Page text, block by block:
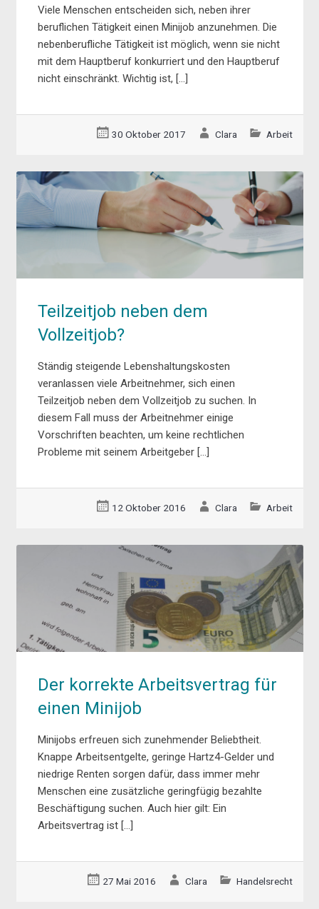
Viele Menschen entscheiden sich, neben ihrer
beruflichen Tätigkeit einen Minijob anzunehmen. Die
nebenberufliche Tätigkeit ist möglich, wenn sie nicht
mit dem Hauptberuf konkurriert und den Hauptberuf
nicht einschränkt. Wichtig ist, […]
30 Oktober 2017 Clara Arbeit
Teilzeitjob neben dem
Vollzeitjob?
Ständig steigende Lebenshaltungskosten
veranlassen viele Arbeitnehmer, sich einen
Teilzeitjob neben dem Vollzeitjob zu suchen. In
diesem Fall muss der Arbeitnehmer einige
Vorschriften beachten, um keine rechtlichen
Probleme mit seinem Arbeitgeber […]
12 Oktober 2016 Clara Arbeit
Der korrekte Arbeitsvertrag für
einen Minijob
Minijobs erfreuen sich zunehmender Beliebtheit.
Knappe Arbeitsentgelte, geringe Hartz4-Gelder und
niedrige Renten sorgen dafür, dass immer mehr
Menschen eine zusätzliche geringfügig bezahlte
Beschäftigung suchen. Auch hier gilt: Ein
Arbeitsvertrag ist […]
27 Mai 2016 Clara Handelsrecht